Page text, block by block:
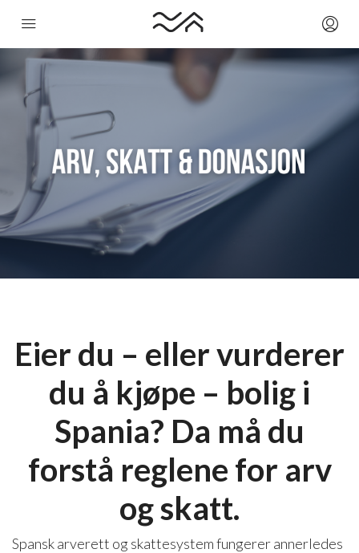
Eier du – eller vurderer
du å kjøpe – bolig i
Spania? Da må du
forstå reglene for arv
og skatt.
Spansk arverett og skattesystem fungerer annerledes